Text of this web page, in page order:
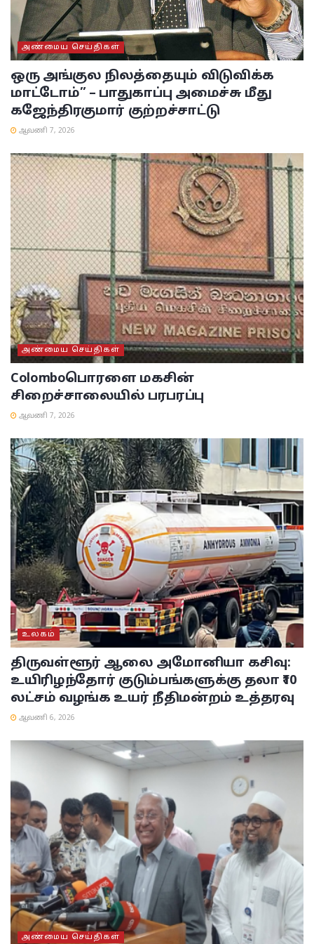
அண்மைய செய்திகள்
ஒரு அங்குல நிலத்தையும் விடுவிக்க
மாட்டோம்” – பாதுகாப்பு அமைச்சு மீது
கஜேந்திரகுமார் குற்றச்சாட்டு
ஆவணி 7, 2026
அண்மைய செய்திகள்
Colomboபொரளை மகசின்
சிறைச்சாலையில் பரபரப்பு
ஆவணி 7, 2026
உலகம்
திருவள்ளூர் ஆலை அமோனியா கசிவு:
உயிரிழந்தோர் குடும்பங்களுக்கு தலா ₹10
லட்சம் வழங்க உயர் நீதிமன்றம் உத்தரவு
ஆவணி 6, 2026
அண்மைய செய்திகள்